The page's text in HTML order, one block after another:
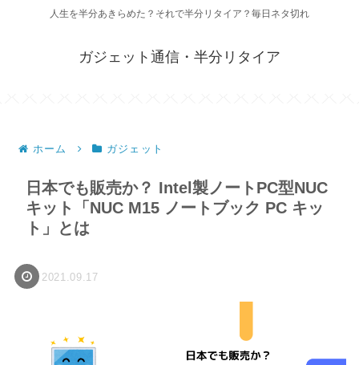
人生を半分あきらめた？それで半分リタイア？毎日ネタ切れ
ガジェット通信・半分リタイア
ホーム ガジェット
日本でも販売か？ Intel製ノートPC型NUC
キット「NUC M15 ノートブック PC キッ
ト」とは
2021.09.17